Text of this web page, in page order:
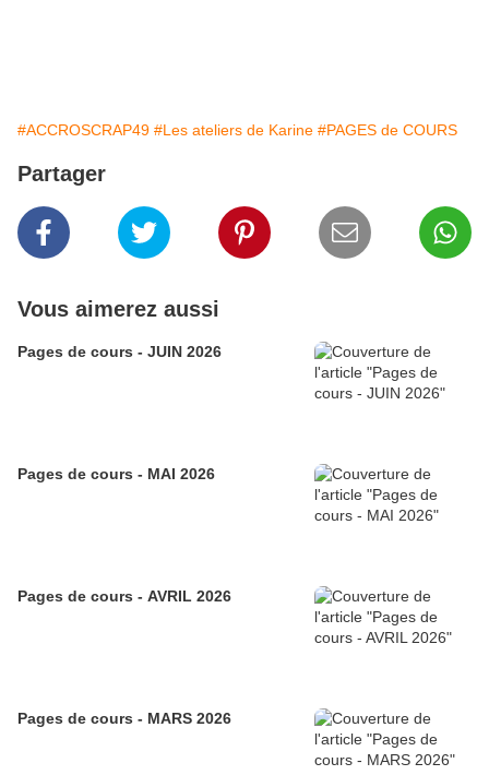
#ACCROSCRAP49 #Les ateliers de Karine #PAGES de COURS
Partager
Vous aimerez aussi
Pages de cours - JUIN 2026
Pages de cours - MAI 2026
Pages de cours - AVRIL 2026
Pages de cours - MARS 2026